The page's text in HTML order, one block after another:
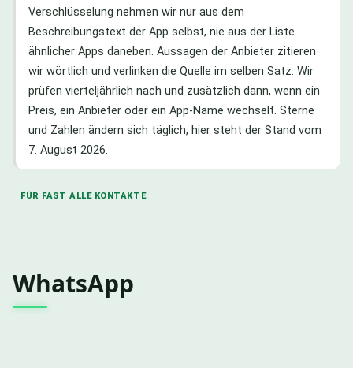
Verschlüsselung nehmen wir nur aus dem
Beschreibungstext der App selbst, nie aus der Liste
ähnlicher Apps daneben. Aussagen der Anbieter zitieren
wir wörtlich und verlinken die Quelle im selben Satz. Wir
prüfen vierteljährlich nach und zusätzlich dann, wenn ein
Preis, ein Anbieter oder ein App-Name wechselt. Sterne
und Zahlen ändern sich täglich, hier steht der Stand vom
7. August 2026.
FÜR FAST ALLE KONTAKTE
WhatsApp